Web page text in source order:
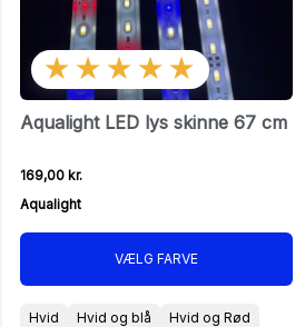
★★★★★
Aqualight LED lys skinne 67 cm
169,00 kr.
Aqualight
VÆLG FARVE
Hvid Hvid og blå
Hvid og Rød